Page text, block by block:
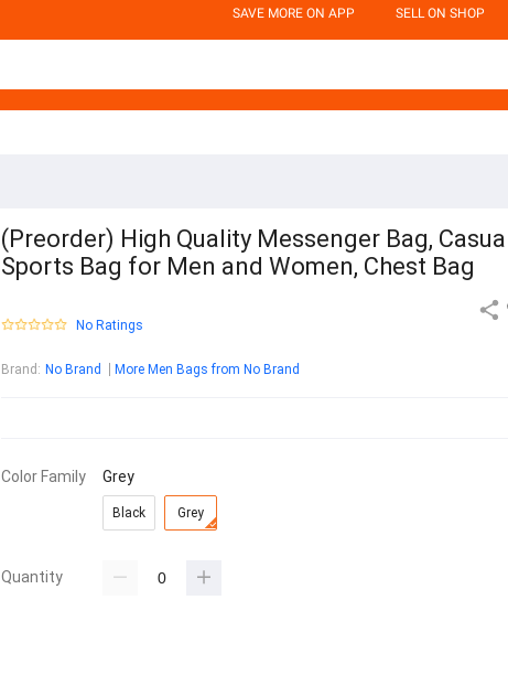
SAVE MORE ON APP SELL ON SHOP
(Preorder) High Quality Messenger Bag,
Sports Bag for Men and Women, Chest Bag
No Ratings
Brand : No Brand More Men Bags from No Brand
Color Family Grey
Black Grey
Quantity